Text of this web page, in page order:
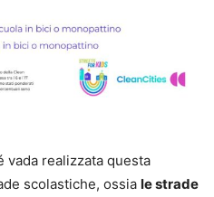
vada realizzata questa
scolastiche, ossia le strade